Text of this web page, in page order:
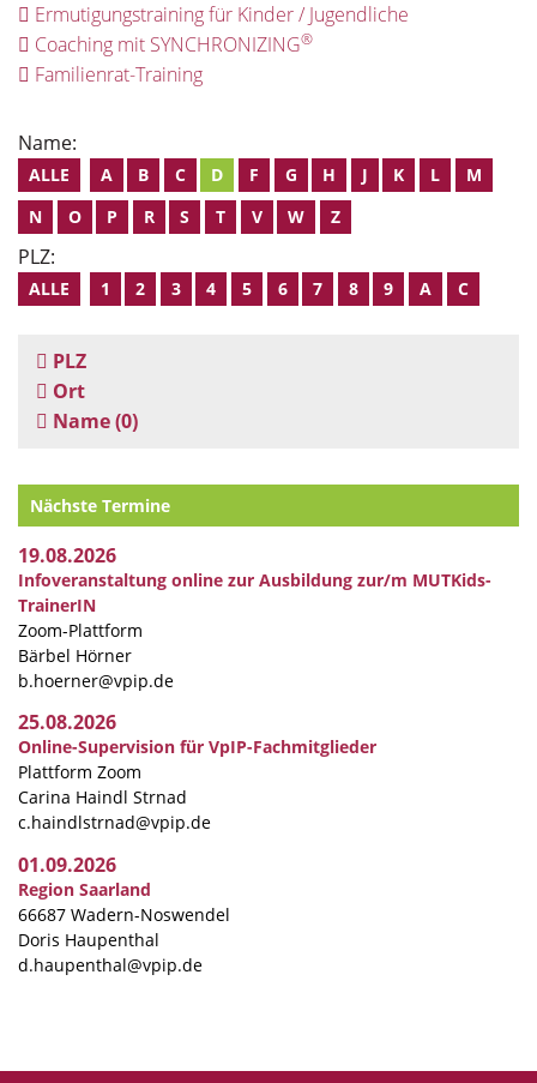
Ermutigungstraining für Kinder / Jugendliche
Coaching mit SYNCHRONIZING®
Familienrat-Training
Name:
ALLE A B C D F G H J K L
M
N
O P R S T V W Z
PLZ:
ALLE 1 2 3 4 5 6 7 8 9 A C
PLZ
Ort
Name(0)
Nächste Termine
19.08.2026
Infoveranstaltung online zur Ausbildung zur/m MUTKids-
TrainerIN
Zoom-Plattform
Bärbel Hörner
b.hoerner@vpip.de
25.08.2026
Online-Supervision für VpIP-Fachmitglieder
Plattform Zoom
Carina Haindl Strnad
c.haindlstrnad@vpip.de
01.09.2026
Region Saarland
66687 Wadern-Noswendel
Doris Haupenthal
d.haupenthal@vpip.de